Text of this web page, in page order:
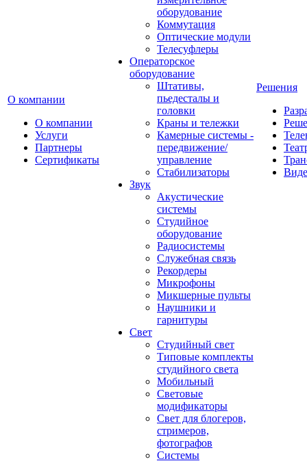
О компании
О компании
Услуги
Партнеры
Сертификаты
оборудование
Коммутация
Оптические модули
Телесуфлеры
Операторское
оборудование
Штативы,
пьедесталы и
головки
Краны и тележки
Камерные системы -
передвижение/
управление
Стабилизаторы
Звук
Акустические
системы
Студийное
оборудование
Радиосистемы
Служебная связь
Рекордеры
Микрофоны
Микшерные пульты
Наушники и
гарнитуры
Свет
Студийный свет
Типовые комплекты
студийного света
Мобильный
Световые
модификаторы
Свет для блогеров,
стримеров,
фотографов
Системы
Решения